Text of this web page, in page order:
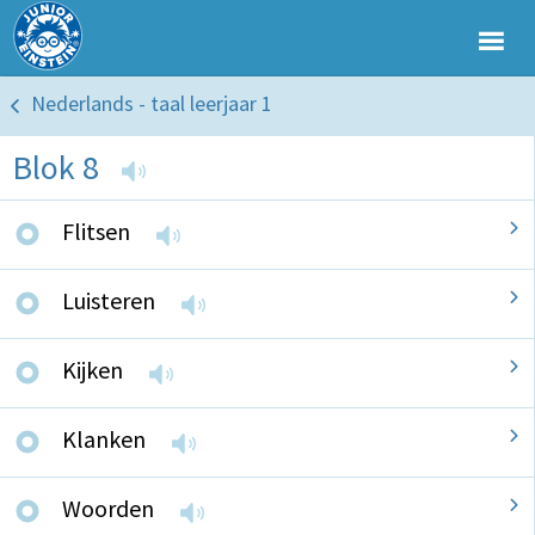
Nederlands - taal leerjaar 1
Blok 8
Flitsen
Luisteren
Kijken
Klanken
Woorden